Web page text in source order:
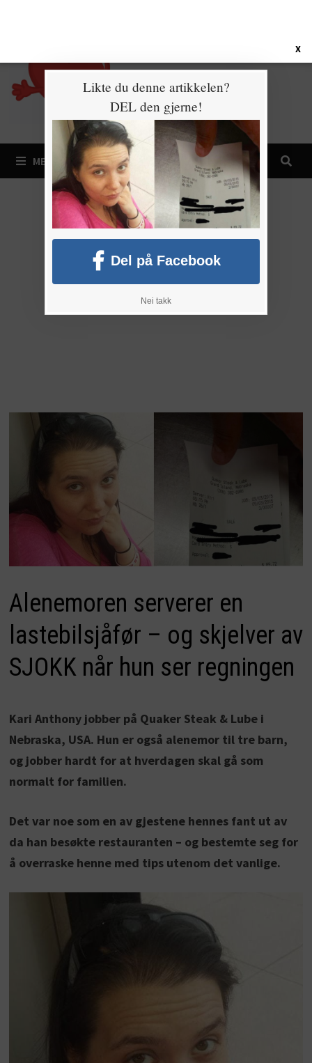
MENY
Alenemoren serverer en
lastebilsjåfør – og skjelver av
SJOKK når hun ser regningen
Kari Anthony jobber på Quaker Steak & Lube i
Nebraska, USA. Hun er også alenemor til tre barn,
og jobber hardt for at hverdagen skal gå som
normalt for familien.
Det var noe som en av gjestene hennes fant ut av
da han besøkte restauranten – og bestemte seg for
å overraske henne med tips utenom det vanlige.
X
Likte du denne artikkelen?
DEL den gjerne!
Del på Facebook
Nei takk